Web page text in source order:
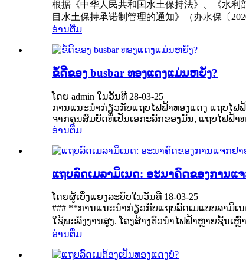
根据《中华人民共和国水土保持法》、《水利
目水土保持承诺制管理的通知》（办水保〔
ອ່ານຕື່ມ
ຂໍ້ດີຂອງ busbar ທອງແດງແມ່ນຫຍັງ?
ໂດຍ admin ໃນວັນທີ 28-03-25
ການແນະນຳກ່ຽວກັບແຖບໄຟຟ້າທອງແດງ ແຖບໄຟ
ຈາກຄຸນສົມບັດທີ່ເປັນເອກະລັກຂອງມັນ, ແຖບໄຟຟ້າ
ອ່ານຕື່ມ
ແຖບລົດເມລາມິເນດ: ອະນາຄົດຂອງການ
ໂດຍຜູ້ເບິ່ງແຍງລະບົບໃນວັນທີ 18-03-25
### **ການແນະນຳກ່ຽວກັບແຖບລົດເມແບບລາມິເ
ໃຊ້ພະລັງງານສູງ. ໂຄງສ້າງຕົວນໍາໄຟຟ້າຫຼາຍຊັ້ນເ
ອ່ານຕື່ມ